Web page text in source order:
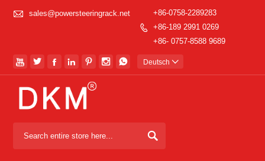
 sales@powersteeringrack.net

+86-0758-2289283
+86-189 2991 0269
+86- 0757-8588 9689
       Deutsch 
